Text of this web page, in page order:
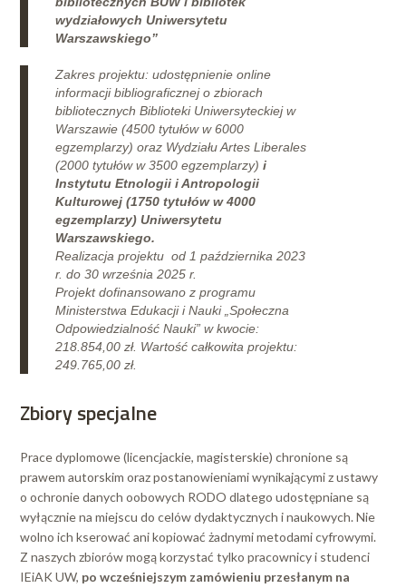
wydziałowych Uniwersytetu
Warszawskiego”
Zakres projektu: udostępnienie online
informacji bibliograficznej o zbiorach
bibliotecznych Biblioteki Uniwersyteckiej w
Warszawie (4500 tytułów w 6000
egzemplarzy) oraz Wydziału Artes Liberales
(2000 tytułów w 3500 egzemplarzy) i
Instytutu Etnologii i Antropologii
Kulturowej (1750 tytułów w 4000
egzemplarzy) Uniwersytetu
Warszawskiego.
Realizacja projektu od 1 października 2023
r. do 30 września 2025 r.
Projekt dofinansowano z programu
Ministerstwa Edukacji i Nauki „Społeczna
Odpowiedzialność Nauki” w kwocie:
218.854,00 zł. Wartość całkowita projektu:
249.765,00 zł.
Zbiory specjalne
Prace dyplomowe (licencjackie, magisterskie) chronione są
prawem autorskim oraz postanowieniami wynikającymi z ustawy
o ochronie danych oobowych RODO dlatego udostępniane są
wyłącznie na miejscu do celów dydaktycznych i naukowych. Nie
wolno ich kserować ani kopiować żadnymi metodami cyfrowymi.
Z naszych zbiorów mogą korzystać tylko pracownicy i studenci
IEiAK UW, po wcześniejszym zamówieniu przesłanym na